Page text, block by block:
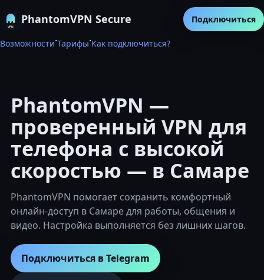
PhantomVPN Secure
Возможности·Тарифы·Как подключиться?
Подключиться
PhantomVPN —
проверенный VPN для
телефона с высокой
скоростью — в Самаре
PhantomVPN помогает сохранить комфортный
онлайн-доступ в Самаре для работы, общения и
видео. Настройка выполняется без лишних шагов.
Подключиться в Telegram